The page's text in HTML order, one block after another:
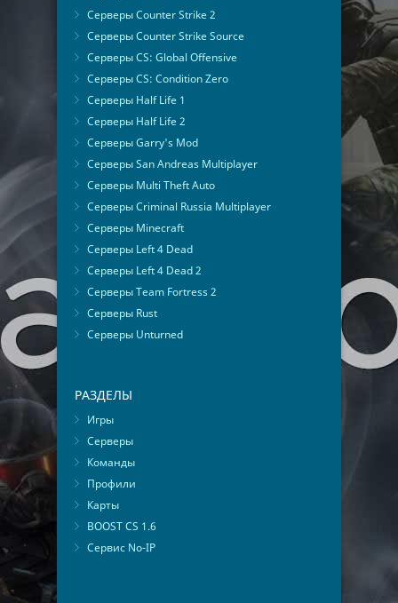
Серверы Counter Strike 2
Серверы Counter Strike Source
Серверы CS: Global Offensive
Серверы CS: Condition Zero
Серверы Half Life 1
Серверы Half Life 2
Серверы Garry's Mod
Серверы San Andreas Multiplayer
Серверы Multi Theft Auto
Серверы Criminal Russia Multiplayer
Серверы Minecraft
Серверы Left 4 Dead
Серверы Left 4 Dead 2
Серверы Team Fortress 2
Серверы Rust
Серверы Unturned
РАЗДЕЛЫ
Игры
Серверы
Команды
Профили
Карты
BOOST CS 1.6
Сервис No-IP